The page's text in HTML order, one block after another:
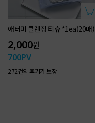
애터미 클렌징 티슈 *1ea(20매)
2,000원
700PV
272건의 후기가 보장